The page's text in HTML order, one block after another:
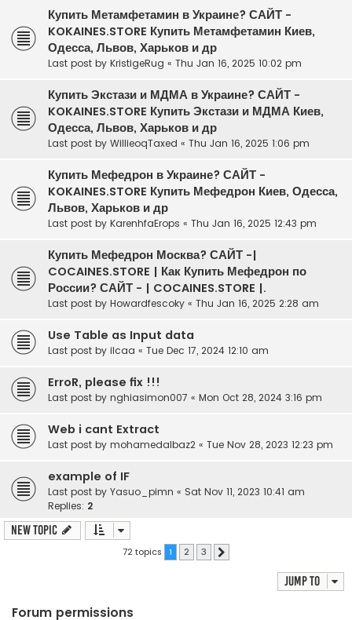
Купить Метамфетамин в Украине? САЙТ -
KOKAINES.STORE Купить Метамфетамин Киев,
Одесса, Львов, Харьков и др
Last post by KristigeRug « Thu Jan 16, 2025 10:02 pm
Купить Экстази и МДМА в Украине? САЙТ -
KOKAINES.STORE Купить Экстази и МДМА Киев,
Одесса, Львов, Харьков и др
Last post by WillieoqTaxed « Thu Jan 16, 2025 1:06 pm
Купить Мефедрон в Украине? САЙТ -
KOKAINES.STORE Купить Мефедрон Киев, Одесса,
Львов, Харьков и др
Last post by KarenhfaErops « Thu Jan 16, 2025 12:43 pm
Купить Мефедрон Москва? САЙТ -|
COCAINES.STORE | Как Купить Мефедрон по
России? САЙТ - | COCAINES.STORE |.
Last post by Howardfescoky « Thu Jan 16, 2025 2:28 am
Use Table as Input data
Last post by ilcaa « Tue Dec 17, 2024 12:10 am
ErroR, please fix !!!
Last post by nghiasimon007 « Mon Oct 28, 2024 3:16 pm
Web i cant Extract
Last post by mohamedalbaz2 « Tue Nov 28, 2023 12:23 pm
example of IF
Last post by Yasuo_pimn « Sat Nov 11, 2023 10:41 am
Replies: 2
New Topic
72 topics 1 2 3
Jump to
Forum permissions